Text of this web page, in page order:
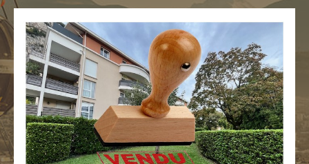
Type de bien
Sélectionner
Budget
Pièces